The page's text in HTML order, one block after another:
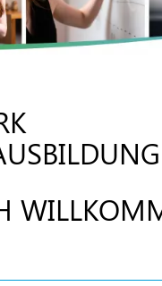
TZA